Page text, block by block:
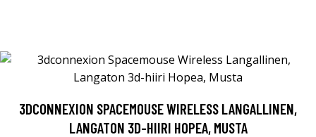
3DCONNEXION SPACEMOUSE WIRELESS LANGALLINEN,
LANGATON 3D-HIIRI HOPEA, MUSTA